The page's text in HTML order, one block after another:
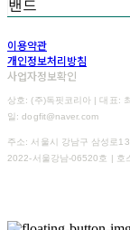
밴드
이용약관
개인정보처리방침
사업자정보확인
상호: (주)독핏코리아 | 대표:
일: dogfit@naver.com
주소: 서울시 강남구 삼성로
2022-서울강남-06520호 | 호